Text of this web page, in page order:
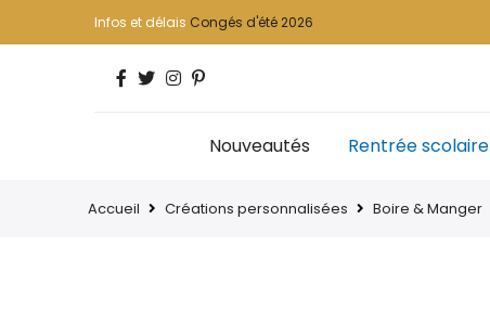
Infos et délais Congés d'été 2026
Nouveautés Rentrée scolaire
Accueil Créations personnalisées Boire & Manger